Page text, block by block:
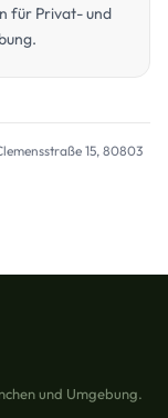
für Privat- und
15, 80803
und Umgebung.